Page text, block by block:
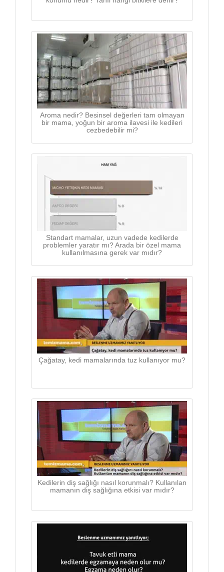
Aroma nedir? Besinsel değerleri tam olmayan
bir mama, yoğun bir aroma ilavesi ile kedileri
cezbedebilir mi?
Standart mamalar, uzun vadede kedilerde
problemler yaratır mı? Arada bir özel mama
kullanılmasına gerek var mıdır?
Çağatay, kedi mamalarında tuz kullanıyor mu?
Kedilerin diş sağlığı nasıl korunmalı? Kullanılan
mamanın diş sağlığına etkisi var mıdır?